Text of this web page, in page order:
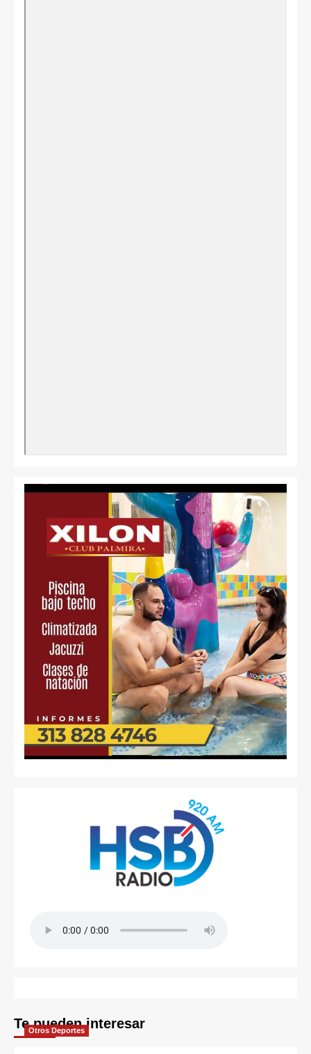
Te pueden interesar
Otros Deportes